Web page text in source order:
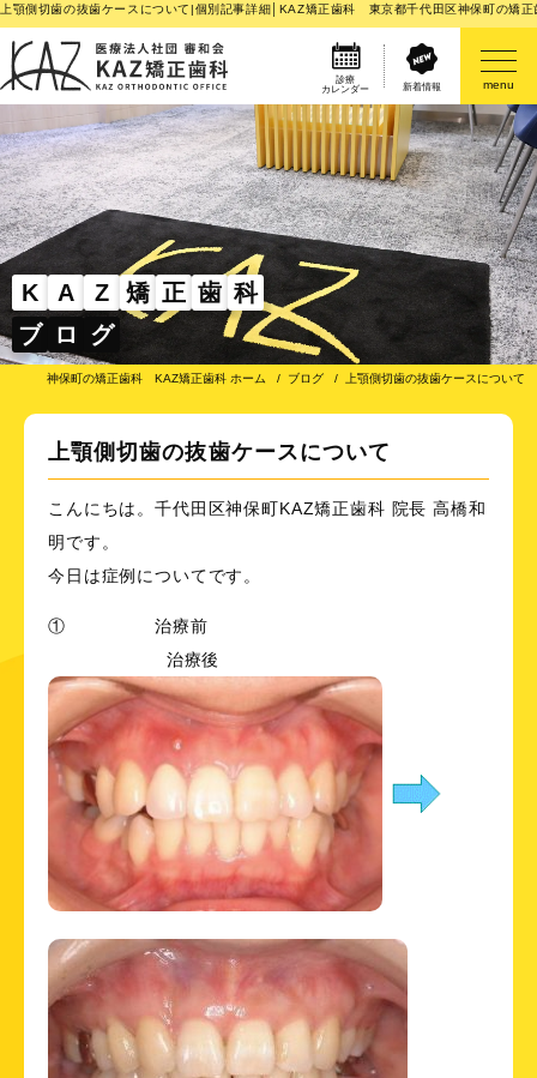
上顎側切歯の抜歯ケースについて|個別記事詳細│KAZ矯正歯科 東京都千代田区神保町の矯正
診療
カレンダー
新着情報 menu
K A Z 矯 正 歯 科
ブ ロ グ
神保町の矯正歯科 KAZ矯正歯科 ホーム ブログ 上顎側切歯の抜歯ケースについて
上顎側切歯の抜歯ケースについて
こんにちは。千代田区神保町KAZ矯正歯科 院長 高橋和
明です。
今日は症例についてです。
① 治療前
治療後
医院案内
矯正歯科治療のご案内
矯正装置のご紹介
その他